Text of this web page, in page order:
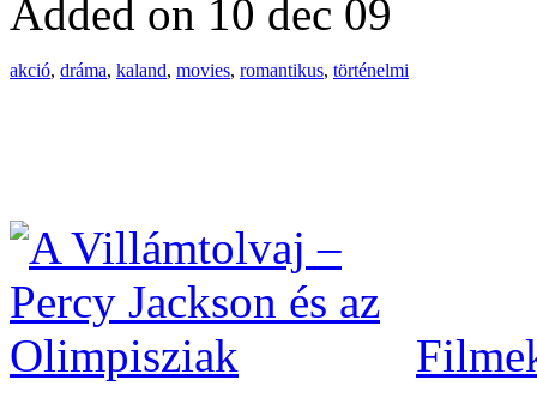
Added on 10 dec 09
akció, dráma, kaland, movies, romantikus, történelmi